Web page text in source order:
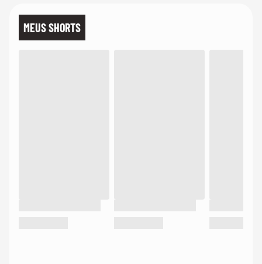
MEUS SHORTS